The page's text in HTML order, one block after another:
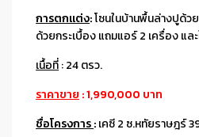
การตกแต่ง:โซนในบ้านพื้นล่างปูด้ว
ด้วยกระเบื้อง แถมแอร์ 2 เครื่อง แล
เนื้อที่: 24 ตรว.
ราคาขาย : 1,990,000 บาท
ชื่อโครงการ:เคซี 2 ซ.หทัยราษฎร์